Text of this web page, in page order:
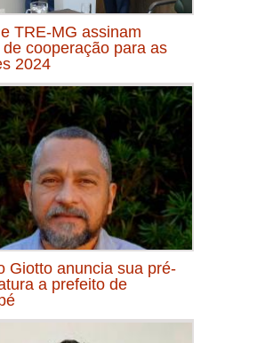
TRE-MG assinam
cooperação para as
2024
Giotto anuncia sua pré-
a prefeito de